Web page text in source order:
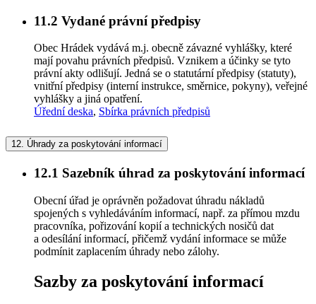
11.2 Vydané právní předpisy
Obec Hrádek vydává m.j. obecně závazné vyhlášky, které
mají povahu právních předpisů. Vznikem a účinky se tyto
právní akty odlišují. Jedná se o statutární předpisy (statuty),
vnitřní předpisy (interní instrukce, směrnice, pokyny), veřejné
vyhlášky a jiná opatření.
Úřední deska, Sbírka právních předpisů
12. Úhrady za poskytování informací
12.1 Sazebník úhrad za poskytování informací
Obecní úřad je oprávněn požadovat úhradu nákladů
spojených s vyhledáváním informací, např. za přímou mzdu
pracovníka, pořizování kopií a technických nosičů dat
a odesílání informací, přičemž vydání informace se může
podmínit zaplacením úhrady nebo zálohy.
Sazby za poskytování informací